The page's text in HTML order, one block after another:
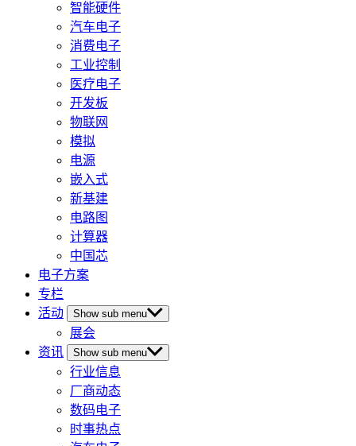
智能硬件
汽车电子
消费电子
工业控制
医疗电子
开发板
物联网
模拟
电源
嵌入式
新基建
电路图
计算器
中国芯
电子方案
专栏
活动
Show sub menu
展会
资讯
Show sub menu
行业信息
厂商动态
数码电子
时事热点